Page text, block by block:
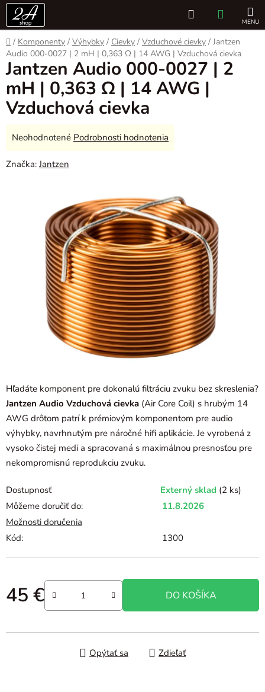
Prejsť
obsah
Hľadať
KOŠÍK
Domov
/ Komponenty / Výhybky / Cievky / Vzduchové cievky / Jantzen
Audio 000-0027 | 2 mH | 0,363 Ω | 14 AWG | Vzduchová cievka
Hľadáte komponent pre dokonalú filtráciu zvuku bez skreslenia?
Jantzen Audio Vzduchová cievka (Air Core Coil) s hrubým 14
AWG drôtom patrí k prémiovým komponentom pre audio
výhybky, navrhnutým pre náročné hifi aplikácie. Je vyrobená z
vysoko čistej medi a spracovaná s maximálnou presnosťou pre
nekompromisnú reprodukciu zvuku.
Dostupnosť Externý sklad (2 ks)
Môžeme doručiť do:
11.8.2026
Možnosti doručenia
Kód:
1300
45 €
Jednotková cena:
DO KOŠÍKA
Opýtať sa Zdieľať
Jantzen Audio 000-0027 | 2
mH | 0,363 Ω | 14 AWG |
Vzduchová cievka
Priemerné
produktu
hviezdičiek.
Neohodnotené Podrobnosti hodnotenia
Značka: Jantzen